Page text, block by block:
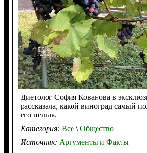
Диетолог София Кованова в
рассказала, какой виноград самый
его нельзя.
Категория: Все\Общество
Источник: Аргументы и Факты